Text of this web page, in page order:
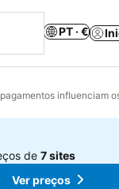
PT · €
influenciam
de7 sites
Ver preços